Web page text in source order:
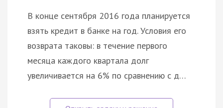
В конце сентября 2016 года планируется
взять кредит в банке на год. Условия его
возврата таковы: в течение первого
месяца каждого квартала долг
увеличивается на 6% по сравнению с д…